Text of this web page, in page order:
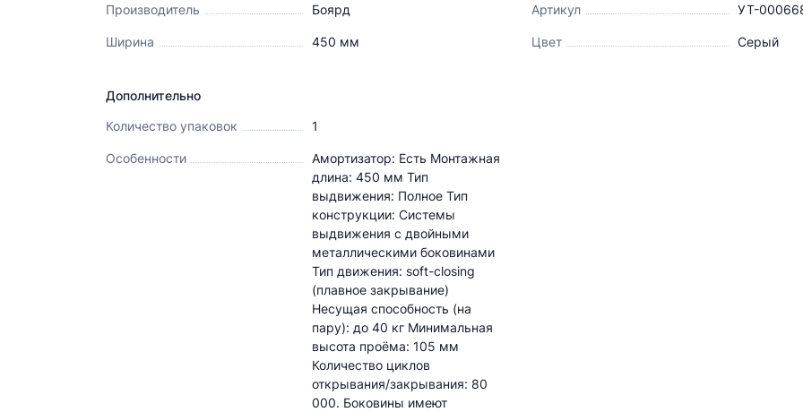
Производитель
Боярд
Ширина 450 мм
Артикул УТ-
Цвет Серый
Дополнительно
Количество упаковок
1
Особенности
Амортизатор: Есть Монтажная
длина: 450 мм Тип
выдвижения: Полное Тип
конструкции: Системы
выдвижения с двойными
металлическими боковинами
Тип движения: soft-closing
(плавное закрывание)
Несущая способность (на
пару): до 40 кг Минимальная
высота проёма: 105 мм
Количество циклов
открывания/закрывания: 80
000. Боковины имеют